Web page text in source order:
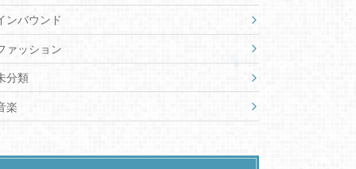
ンバウンド
ァッション
分類
楽